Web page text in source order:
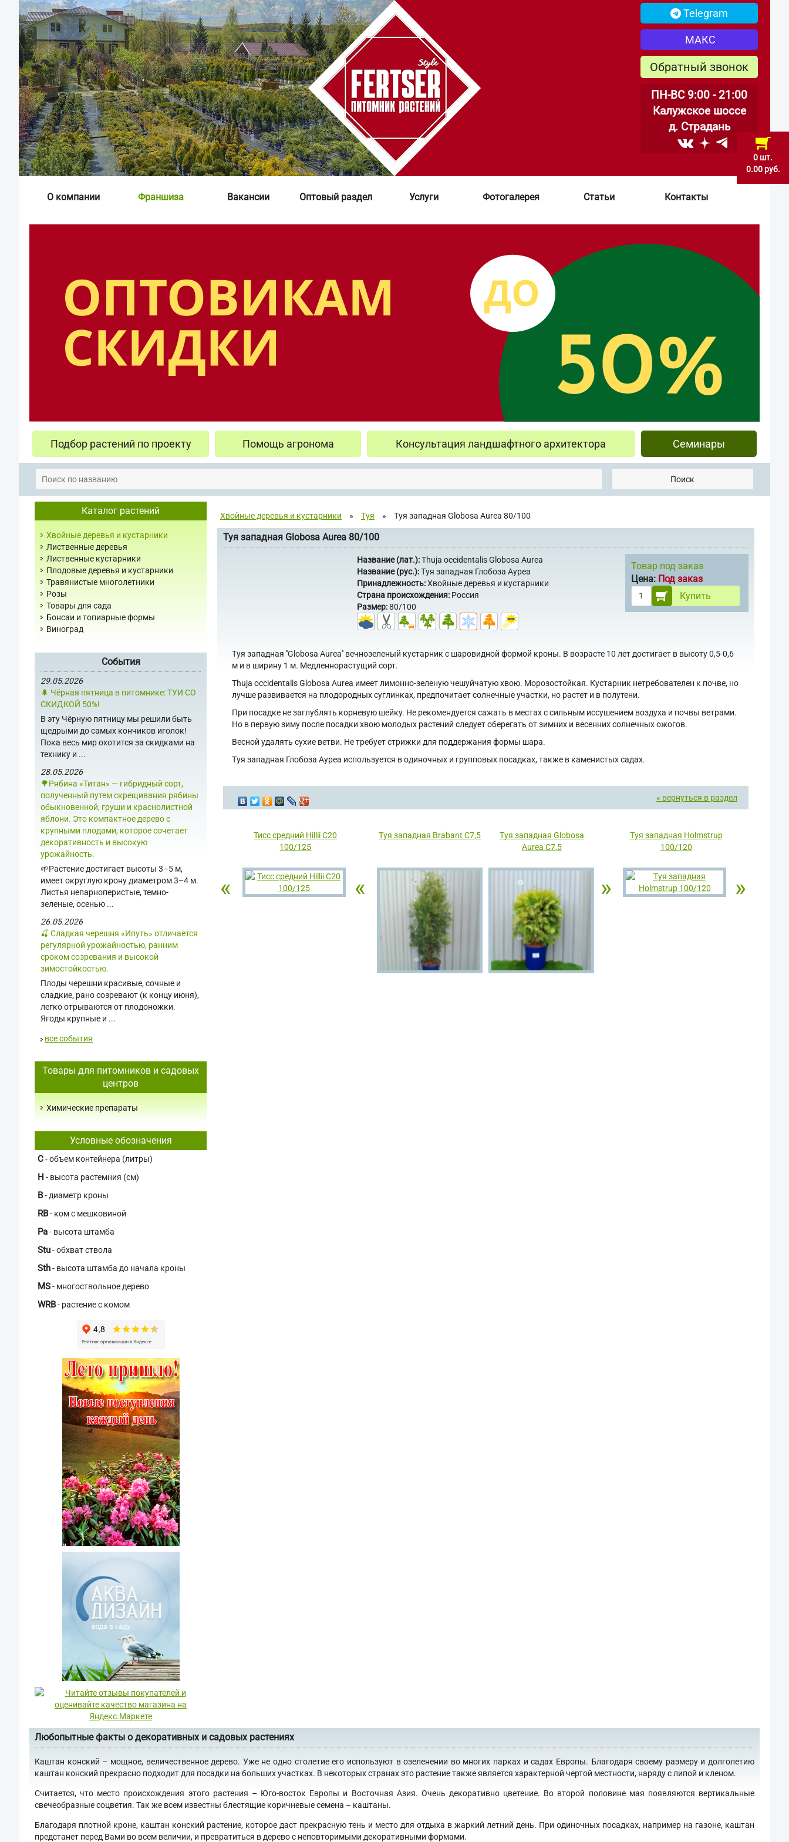
0 шт.
0.00 руб.
Telegram
МАКС
Обратный звонок
ПН-ВС 9:00 - 21:00
Калужское шоссе
д. Страдань
О компании Франшиза Вакансии Оптовый раздел Услуги Фотогалерея Статьи Контакты
Подбор растений по проекту Помощь агронома Консультация ландшафтного архитектора Семинары
Поиск
Каталог растений
Хвойные деревья и кустарники
Лиственные деревья
Лиственные кустарники
Плодовые деревья и кустарники
Травянистые многолетники
Розы
Товары для сада
Бонсаи и топиарные формы
Виноград
События
29.05.2026
🌲 Чёрная пятница в питомнике: ТУИ СО
СКИДКОЙ 50%!
В эту Чёрную пятницу мы решили быть
щедрыми до самых кончиков иголок!
Пока весь мир охотится за скидками на
технику и ...
28.05.2026
🌳Рябина «Титан» — гибридный сорт,
полученный путем скрещивания рябины
обыкновенной, груши и краснолистной
яблони. Это компактное дерево с
крупными плодами, которое сочетает
декоративность и высокую
урожайность.
🌱Растение достигает высоты 3–5 м,
имеет округлую крону диаметром 3–4 м.
Листья непарноперистые, темно-
зеленые, осенью ...
26.05.2026
🍒 Сладкая черешня «Ипуть» отличается
регулярной урожайностью, ранним
сроком созревания и высокой
зимостойкостью.
Плоды черешни красивые, сочные и
сладкие, рано созревают (к концу июня),
легко отрываются от плодоножки.
Ягоды крупные и ...
все события
Товары для питомников и садовых
центров
Химические препараты
Условные обозначения
C- объем контейнера (литры)
H - высота растемния (см)
В- диаметр кроны
RB- ком с мешковиной
Pa- высота штамба
Stu- обхват ствола
Sth- высота штамба до начала кроны
MS- многоствольное дерево
WRB- растение с комом
Хвойные деревья и кустарники » Туя » Туя западная Globosa Aurea 80/100
Туя западная Globosa Aurea 80/100
Название (лат.):Thuja occidentalis Globosa Aurea
Название (рус.):Туя западная Глобоза Ауреа
Принадлежность:Хвойные деревья и кустарники
Страна происхождения: Россия
Размер:80/100
Товар под заказ
Цена: Под заказ
Купить
Туя западная ''Globosa Aurea'' вечнозеленый кустарник с шаровидной формой кроны. В возрасте 10 лет достигает в высоту 0,5-0,6
м и в ширину 1 м. Медленнорастущий сорт.
Thuja occidentalis Globosa Aurea имеет лимонно-зеленую чешуйчатую хвою. Морозостойкая. Кустарник нетребователен к почве, но
лучше развивается на плодородных суглинках, предпочитает солнечные участки, но растет и в полутени.
При посадке не заглублять корневую шейку. Не рекомендуется сажать в местах с сильным иссушением воздуха и почвы ветрами.
Но в первую зиму после посадки хвою молодых растений следует оберегать от зимних и весенних солнечных ожогов.
Весной удалять сухие ветви. Не требует стрижки для поддержания формы шара.
Туя западная Глобоза Ауреа используется в одиночных и групповых посадках, также в каменистых садах.
« вернуться в раздел
«
Тисс средний Hillii С20
100/125
«
Туя западная Brabant С7,5
Туя западная Globosa
Aurea С7,5
»
Туя западная Holmstrup
100/120
»
Любопытные факты о декоративных и садовых растениях
Каштан конский – мощное, величественное дерево. Уже не одно столетие его используют в озеленении во многих парках и садах Европы. Благодаря своему размеру и долголетию
каштан конский прекрасно подходит для посадки на больших участках. В некоторых странах это растение также является характерной чертой местности, наряду с липой и кленом.
Считается, что место происхождения этого растения – Юго-восток Европы и Восточная Азия. Очень декоративно цветение. Во второй половине мая появляются вертикальные
свечеобразные соцветия. Так же всем известны блестящие коричневые семена – каштаны.
Благодаря плотной кроне, каштан конский растение, которое даст прекрасную тень и место для отдыха в жаркий летний день. При одиночных посадках, например на газоне, каштан
предстанет перед Вами во всем величии, и превратиться в дерево с неповторимыми декоративными формами.